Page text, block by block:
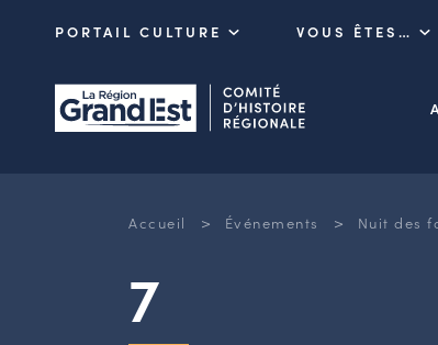
PORTAIL CULTURE VOUS ÊTES…
Accueil > Événements > Nuit des
7